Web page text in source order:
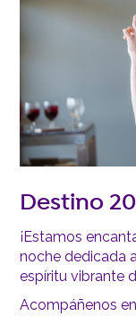
Destino
¡Estamos
noche dedicada
espíritu vibrante
Acompáñenos